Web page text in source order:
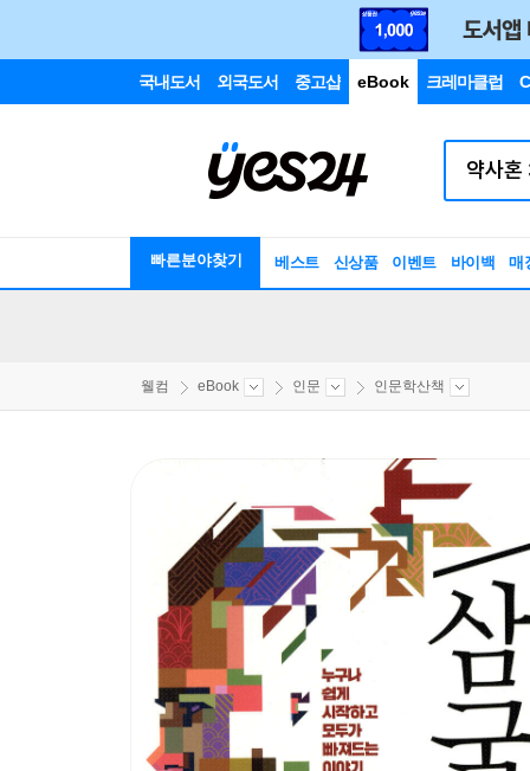
국내도서 외국도서 중고샵 eBook 크레마클럽
빠른분야찾기 베스트 신상품 이벤트 바이백 매
웰컴 eBook 인문 인문학산책